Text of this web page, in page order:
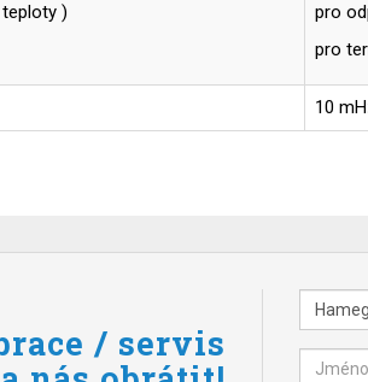
)
pro
pro
10
/ servis